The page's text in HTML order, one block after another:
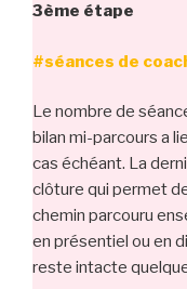
3ème étape
#séances de
Le nombre de
bilan mi-parcours a
cas échéant. La
clôture qui permet
chemin parcouru
en présentiel ou en
reste intacte